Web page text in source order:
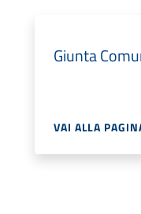
Giunta
VAI ALLA